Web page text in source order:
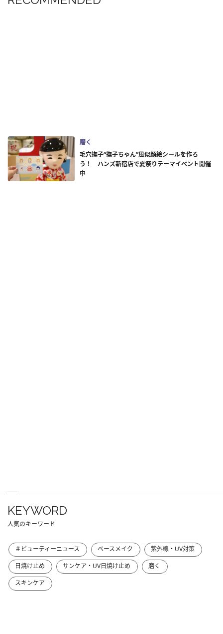
磨く
毛穴撫子“撫子ちゃん”風似顔絵シールを作ろ
う！ ハンズ新宿店で夏祭りテーマイベント開催
中
KEYWORD
人気のキーワード
＃ビューティーニュース ベースメイク
紫外線・UV対策
日焼け止め
サンケア・UV日焼け止め
磨く
スキンケア